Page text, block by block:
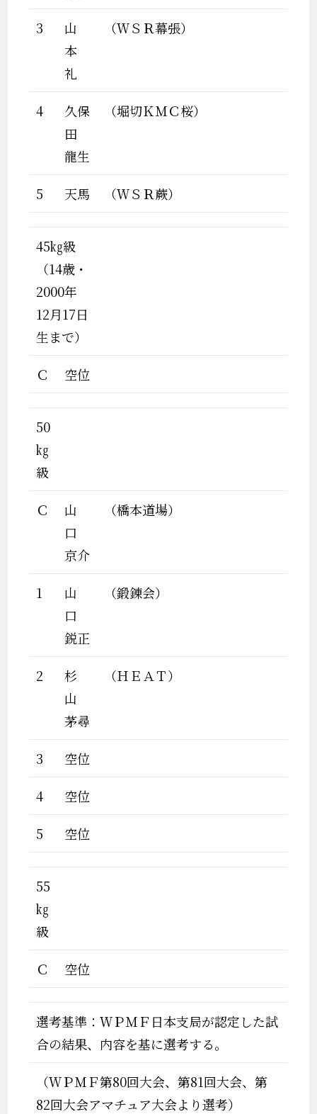
3
山
本
礼
（ＷＳＲ幕張）
4
久保
田
龍生
（堀切ＫＭＣ桜）
5 天馬 （ＷＳＲ蕨）
45㎏級
（14歳・
2000年
12月17日
生まで）
Ｃ 空位
50
㎏
級
Ｃ
山
口
京介
（橋本道場）
1
山
口
鋭正
（鍛錬会）
2
杉
山
茅尋
（ＨＥＡＴ）
3 空位
4 空位
5 空位
55
㎏
級
Ｃ 空位
選考基準：ＷＰＭＦ日本支局が認定した試
合の結果、内容を基に選考する。
（ＷＰＭＦ第80回大会、第81回大会、第
82回大会アマチュア大会より選考）